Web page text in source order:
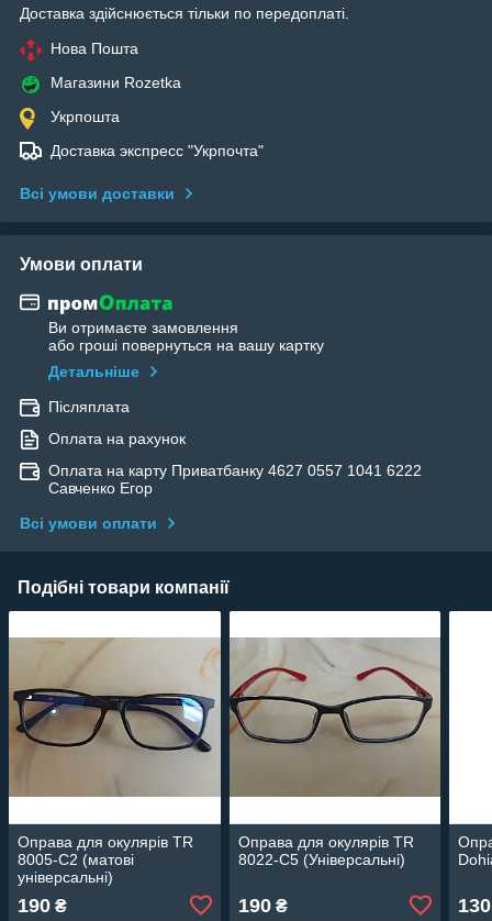
Доставка здійснюється тільки по передоплаті.
Нова Пошта
Магазини Rozetka
Укрпошта
Доставка экспресс "Укрпочта"
Всі умови доставки
Умови оплати
Ви отримаєте замовлення
або гроші повернуться на вашу картку
Детальніше
Післяплата
Оплата на рахунок
Оплата на карту Приватбанку 4627 0557 1041 6222
Савченко Егор
Всі умови оплати
Подібні товари компанії
Оправа для окулярів TR
8005-C2 (матові
універсальні)
190 ₴
Оправа для окулярів TR
8022-C5 (Універсальні)
190₴ 130